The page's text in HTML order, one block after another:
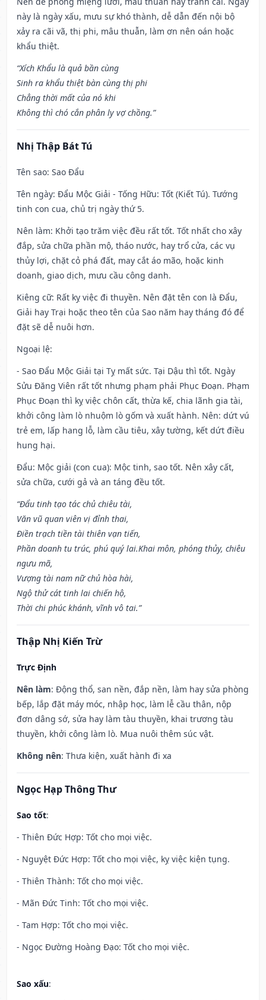
này là ngày xấu, mưu sự khó thành, dễ dẫn đến nội bộ
xảy ra cãi vã, thị phi, mâu thuẫn, làm ơn nên oán hoặc
khẩu thiệt.
“Xích Khẩu là quả bần cùng
Sinh ra khẩu thiệt bàn cùng thị phi
Chẳng thời mất của nó khi
Không thì chó cắn phân ly vợ chồng.”
Nhị Thập Bát Tú
Tên sao: Sao Đẩu
Tên ngày: Đẩu Mộc Giải - Tống Hữu: Tốt (Kiết Tú). Tướng
tinh con cua, chủ trị ngày thứ 5.
Nên làm: Khởi tạo trăm việc đều rất tốt. Tốt nhất cho xây
đắp, sửa chữa phần mộ, tháo nước, hay trổ cửa, các vụ
thủy lợi, chặt cỏ phá đất, may cắt áo mão, hoặc kinh
doanh, giao dịch, mưu cầu công danh.
Kiêng cữ: Rất kỵ việc đi thuyền. Nên đặt tên con là Đẩu,
Giải hay Trại hoặc theo tên của Sao năm hay tháng đó để
đặt sẽ dễ nuôi hơn.
Ngoại lệ:
- Sao Đẩu Mộc Giải tại Tỵ mất sức. Tại Dậu thì tốt. Ngày
Sửu Đăng Viên rất tốt nhưng phạm phải Phục Đoạn. Phạm
Phục Đoạn thì kỵ việc chôn cất, thừa kế, chia lãnh gia tài,
khởi công làm lò nhuộm lò gốm và xuất hành. Nên: dứt vú
trẻ em, lấp hang lỗ, làm cầu tiêu, xây tường, kết dứt điều
hung hại.
Đẩu: Mộc giải (con cua): Mộc tinh, sao tốt. Nên xây cất,
sửa chữa, cưới gả và an táng đều tốt.
“Đẩu tinh tạo tác chủ chiêu tài,
Văn vũ quan viên vị đỉnh thai,
Điền trạch tiền tài thiên vạn tiến,
Phần doanh tu trúc, phú quý lai.Khai môn, phóng thủy, chiêu
ngưu mã,
Vượng tài nam nữ chủ hòa hài,
Ngộ thử cát tinh lai chiến hộ,
Thời chi phúc khánh, vĩnh vô tai.”
Thập Nhị Kiến Trừ
Trực Định
Nên làm: Động thổ, san nền, đắp nền, làm hay sửa phòng
bếp, lắp đặt máy móc, nhập học, làm lễ cầu thân, nộp
đơn dâng sớ, sửa hay làm tàu thuyền, khai trương tàu
thuyền, khởi công làm lò. Mua nuôi thêm súc vật.
Không nên: Thưa kiện, xuất hành đi xa
Ngọc Hạp Thông Thư
Sao tốt:
- Thiên Đức Hợp: Tốt cho mọi việc.
- Nguyệt Đức Hợp: Tốt cho mọi việc, kỵ việc kiện tụng.
- Thiên Thành: Tốt cho mọi việc.
- Mãn Đức Tinh: Tốt cho mọi việc.
- Tam Hợp: Tốt cho mọi việc.
- Ngọc Đường Hoàng Đạo: Tốt cho mọi việc.
Sao xấu: